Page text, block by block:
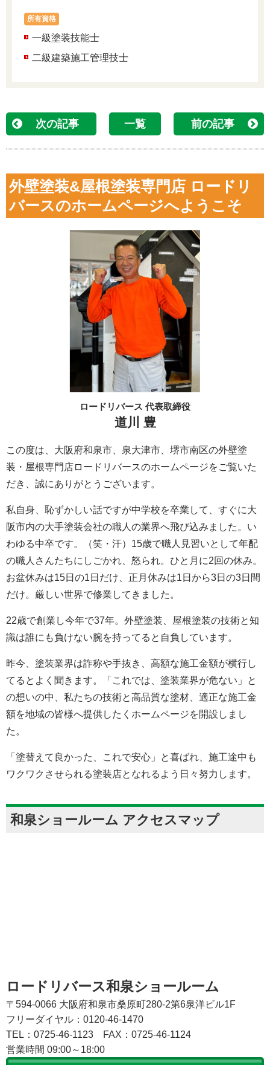
所有資格
一級塗装技能士
二級建築施工管理技士
次の記事 一覧 前の記事
外壁塗装&屋根塗装専門店 ロードリ
バースのホームページへようこそ
ロードリバース 代表取締役
道川 豊
この度は、大阪府和泉市、泉大津市、堺市南区の外壁塗
装・屋根専門店ロードリバースのホームページをご覧いた
だき、誠にありがとうございます。
私自身、恥ずかしい話ですが中学校を卒業して、すぐに大
阪市内の大手塗装会社の職人の業界へ飛び込みました。い
わゆる中卒です。（笑・汗）15歳で職人見習いとして年配
の職人さんたちにしごかれ、怒られ。ひと月に2回の休み。
お盆休みは15日の1日だけ、正月休みは1日から3日の3日間
だけ。厳しい世界で修業してきました。
22歳で創業し今年で37年。外壁塗装、屋根塗装の技術と知
識は誰にも負けない腕を持ってると自負しています。
昨今、塗装業界は詐称や手抜き、高額な施工金額が横行し
てるとよく聞きます。「これでは、塗装業界が危ない」と
の想いの中、私たちの技術と高品質な塗材、適正な施工金
額を地域の皆様へ提供したくホームページを開設しまし
た。
「塗替えて良かった、これで安心」と喜ばれ、施工途中も
ワクワクさせられる塗装店となれるよう日々努力します。
和泉ショールーム アクセスマップ
ロードリバース和泉ショールーム
〒594-0066 大阪府和泉市桑原町280-2第6泉洋ビル1F
フリーダイヤル：0120-46-1470
TEL：0725-46-1123
FAX：0725-46-1124
営業時間 09:00～18:00